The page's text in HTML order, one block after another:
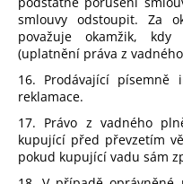
smlouvy odstoupit. Za
považuje okamžik,
(uplatnění práva z
16. Prodávající písemně
reklamace.
17. Právo z vadného
kupující před převzetím
pokud kupující vadu sám